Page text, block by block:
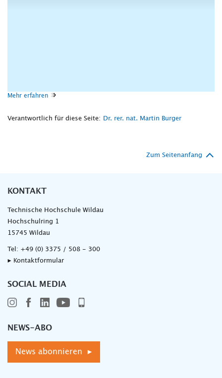
Mehr erfahren
Verantwortlich für diese Seite: Dr. rer. nat. Martin Burger
Zum Seitenanfang
KONTAKT
Technische Hochschule Wildau
Hochschulring 1
15745 Wildau
Tel: +49 (0) 3375 / 508 - 300
▸ Kontaktformular
SOCIAL MEDIA
NEWS-ABO
News abonnieren ▸